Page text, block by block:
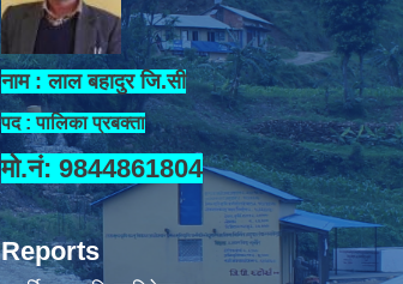
नाम : लाल बहादुर जि.सी
पद : पालिका प्रबक्ता
मो.नं: 9844861804
Reports